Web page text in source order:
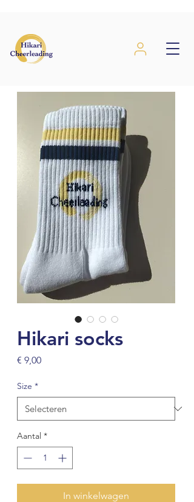
Hikari socks
€ 9,00Prijs
Size *
Aantal *
In winkelwagen